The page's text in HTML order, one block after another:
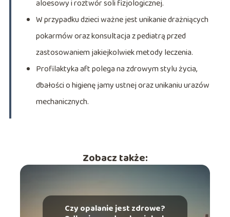
aloesowy i roztwór soli fizjologicznej.
W przypadku dzieci ważne jest unikanie drażniących
pokarmów oraz konsultacja z pediatrą przed
zastosowaniem jakiejkolwiek metody leczenia.
Profilaktyka aft polega na zdrowym stylu życia,
dbałości o higienę jamy ustnej oraz unikaniu urazów
mechanicznych.
Zobacz także:
Czy opalanie jest zdrowe?